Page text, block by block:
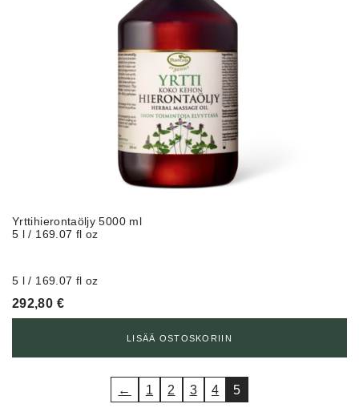
Yrttihierontaöljy 5000 ml
5 l / 169.07 fl oz
5 l / 169.07 fl oz
292,80 €
LISÄÄ OSTOSKORIIN
← 1 2 3 4 5